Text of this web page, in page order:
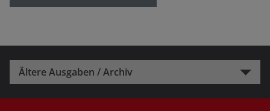
Ältere Ausgaben / Archiv